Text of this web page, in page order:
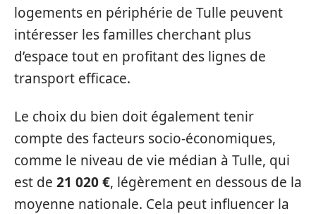
logements en périphérie de Tulle peuvent
intéresser les familles cherchant plus
d’espace tout en profitant des lignes de
transport efficace.
Le choix du bien doit également tenir
compte des facteurs socio-économiques,
comme le niveau de vie médian à Tulle, qui
est de 21 020 €, légèrement en dessous de la
moyenne nationale. Cela peut influencer la